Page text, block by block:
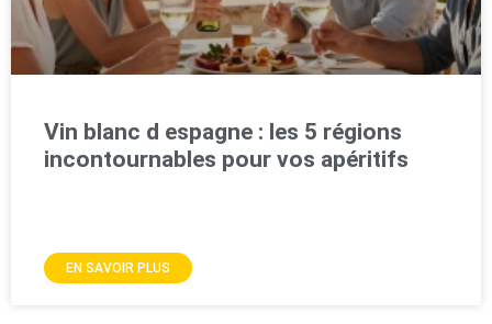
Vin blanc d espagne : les 5 régions
incontournables pour vos apéritifs
EN SAVOIR PLUS